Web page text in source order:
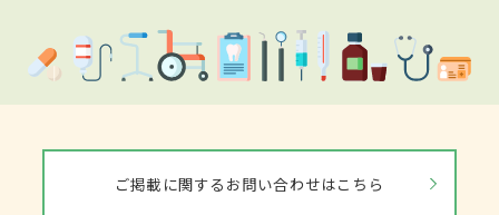
ご掲載に関するお問い合わせはこちら